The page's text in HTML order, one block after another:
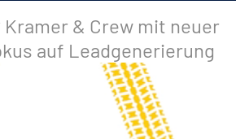
Kramer & Crew mit neuer
auf Leadgenerierung